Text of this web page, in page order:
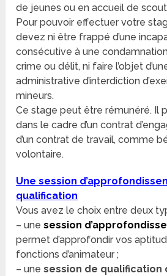
de jeunes ou en accueil de
Pour pouvoir effectuer votre
devez ni être frappé d’une
consécutive à une
crime ou délit, ni faire l’objet
administrative d’interdiction
mineurs.
Ce stage peut être rémunéré. Il
dans le cadre d’un contrat
d’un contrat de travail, comme
volontaire.
Une session
qualification
Vous avez le choix entre deux
– unesession
permet d’approfondir vos
fonctions d’animateur ;
– unesession de qualification